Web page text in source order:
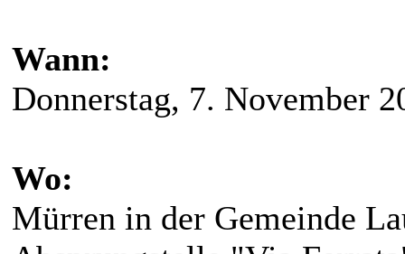
Wann:
Donnerstag, 7. November
Wo:
Mürren in der Gemeinde